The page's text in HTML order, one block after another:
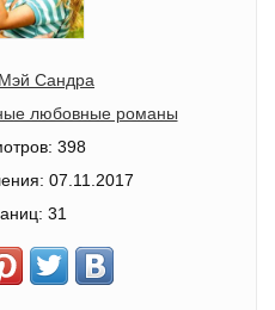
Мэй Сандра
любовные романы
398
07.11.2017
31